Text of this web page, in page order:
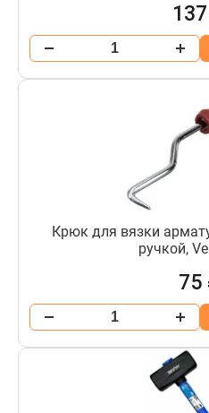
Крюк для вязки
ручкой,
75